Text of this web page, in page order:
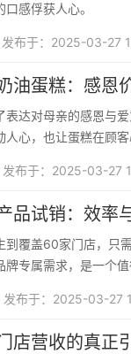
感俘获人心。
发布于：2025-03-27
油蛋糕：感恩
表达对母亲的感恩与
人心，也让蛋糕在顾
发布于：2025-03-27
品试销：效率
到覆盖60家门店，只
专属需求，是一个值
发布于：2025-03-27
店营收的真正